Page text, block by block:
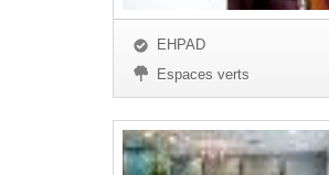
EHPAD
Espaces verts